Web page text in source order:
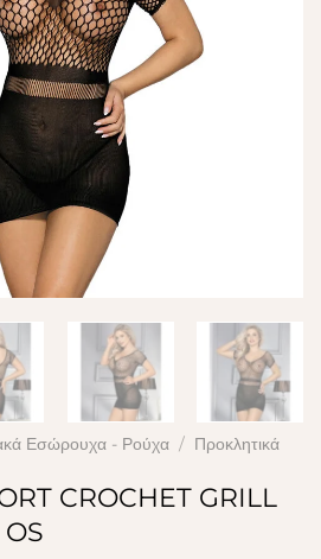
Εσώρουχα - Ρούχα / Προκλητικά
CROCHET GRILL